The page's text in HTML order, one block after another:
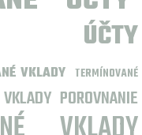
ÚČTY
VKLADY TERMÍNOVANÉ
POROVNANIE